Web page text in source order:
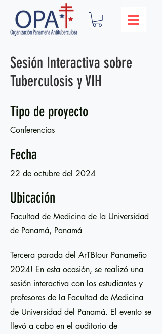
Sesión Interactiva sobre
Tuberculosis y VIH
Tipo de proyecto
Conferencias
Fecha
22 de octubre del 2024
Ubicación
Facultad de Medicina de la Universidad
de Panamá, Panamá
Tercera parada del ArTBtour Panameño
2024! En esta ocasión, se realizó una
sesión interactiva con los estudiantes y
profesores de la Facultad de Medicina
de Universidad del Panamá. El evento se
llevó a cabo en el auditorio de